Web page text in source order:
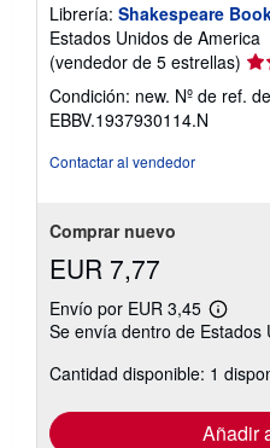
Librería: Shakespeare
Estados Unidos de America
(vendedor de 5 estrellas)
del
Condición: new. Nº de ref.
EBBV.1937930114.N
Contactar al vendedor
Comprar nuevo
EUR 7,77
Envío por EUR 3,45
Más
las
tarifas
envío
Se envía dentro de Estados
Cantidad disponible: 1
Añadir